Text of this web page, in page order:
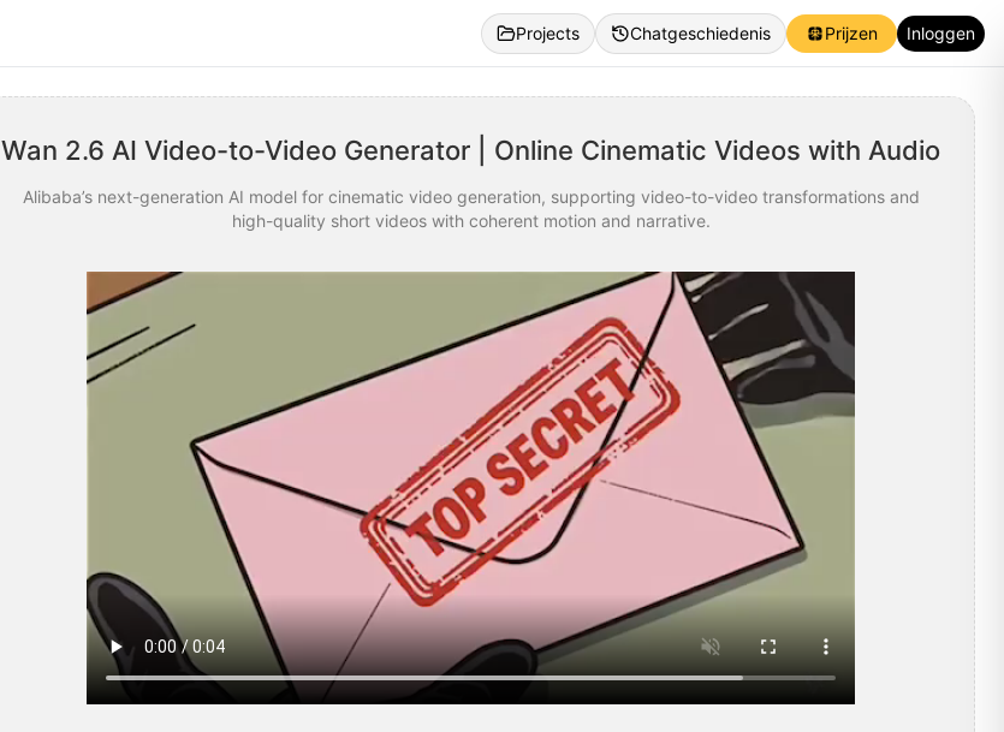
Projects Chatgeschiedenis Prijzen Inloggen
Wan 2.6 AI Video-to-Video Generator | Online Cinematic Videos with Audio
Alibaba’s next-generation AI model for cinematic video generation, supporting video-to-video transformations and
high-quality short videos with coherent motion and narrative.